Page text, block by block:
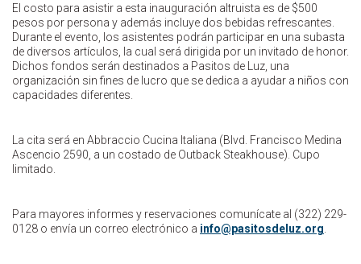
El costo para asistir a esta inauguración altruista es de $500
pesos por persona y además incluye dos bebidas refrescantes.
Durante el evento, los asistentes podrán participar en una subasta
de diversos artículos, la cual será dirigida por un invitado de honor.
Dichos fondos serán destinados a Pasitos de Luz, una
organización sin fines de lucro que se dedica a ayudar a niños con
capacidades diferentes.
La cita será en Abbraccio Cucina Italiana (Blvd. Francisco Medina
Ascencio 2590, a un costado de Outback Steakhouse). Cupo
limitado.
Para mayores informes y reservaciones comunícate al (322) 229-
0128 o envía un correo electrónico a
gro.z
uleds
otisa
p@ofn
i